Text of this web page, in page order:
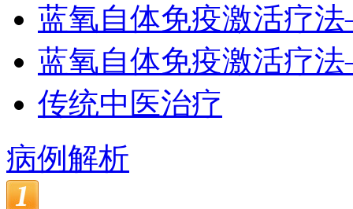
蓝氧自体免疫激活疗
蓝氧自体免疫激活疗
传统中医治疗
病例解析